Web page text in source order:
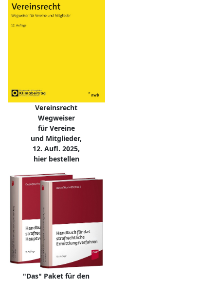
Vereinsrecht
Wegweiser
für Vereine
und Mitglieder,
12. Aufl. 2025,
hier bestellen
"Das" Paket für den